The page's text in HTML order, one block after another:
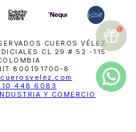
CUEROS VÉLEZ
CL 29 # 52 -115
800191700-8
448 6083
Y COMERCIO